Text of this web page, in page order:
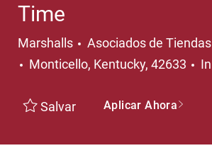
Time
Marshalls Categoría
Asociados de Tiendas
Ubicación
Monticello, Kentucky, 42633
Salvar Aplicar Ahora